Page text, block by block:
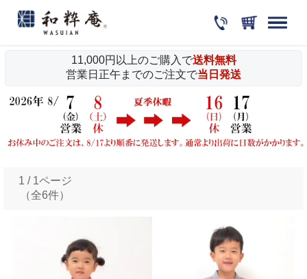
11,000円以上のご購入で送料無料
営業日正午までのご注文で当日発送
1 / 1ページ
（全6件）